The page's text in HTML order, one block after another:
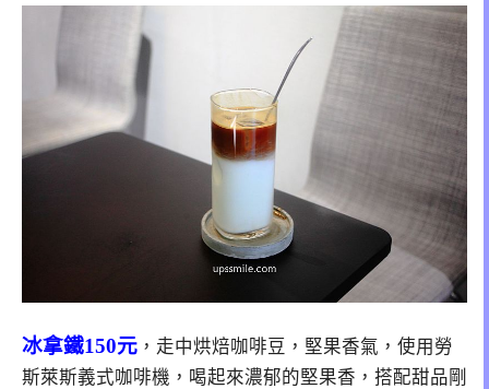
冰拿鐵150元 ，走中烘焙咖啡豆，堅果香氣，使用勞
斯萊斯義式咖啡機，喝起來濃郁的堅果香，搭配甜品剛